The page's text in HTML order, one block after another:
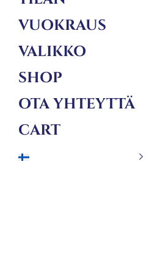
VUOKRAUS
VALIKKO
SHOP
OTA YHTEYTTÄ
CART